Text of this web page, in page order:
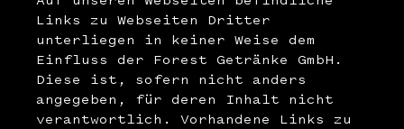
Links zu Webseiten Dritter
unterliegen in keiner Weise dem
Einfluss der Forest Getränke GmbH.
Diese ist, sofern nicht anders
angegeben, für deren Inhalt nicht
verantwortlich. Vorhandene Links zu